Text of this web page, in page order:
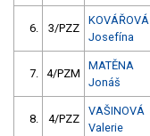
6. 3/PZZ
KOVÁŘOVÁ
Josefína
7. 4/PZM
MATĚNA
Jonáš
8. 4/PZZ
VAŠINOVÁ
Valerie